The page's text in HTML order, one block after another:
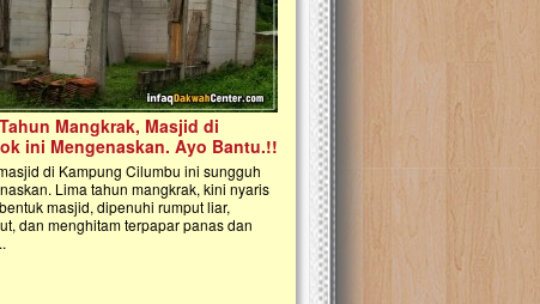
untuk warga Palestina di Gaza demi
mereka menghadapi situasi
ini. Mari dukung mereka dengan
dengan cara:...
Najjah di Jonggol
Saat ini, Ulurtangan bersama Yayasan
Najjahtul Islam Jonggol sedang merintis
pembangunan Rumah Qur’an dan
kanak Islam Terpadu (TKIT) An Najjah
Gedung Majelis Taklim di Jonggol,...